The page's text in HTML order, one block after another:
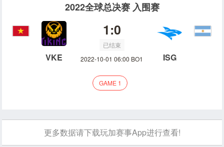
2022全球总决赛 入围赛
VKE
1:0
已结束
2022-10-01 06:00 BO1
ISG
GAME 1
更多数据请下载玩加赛事App进行查看!